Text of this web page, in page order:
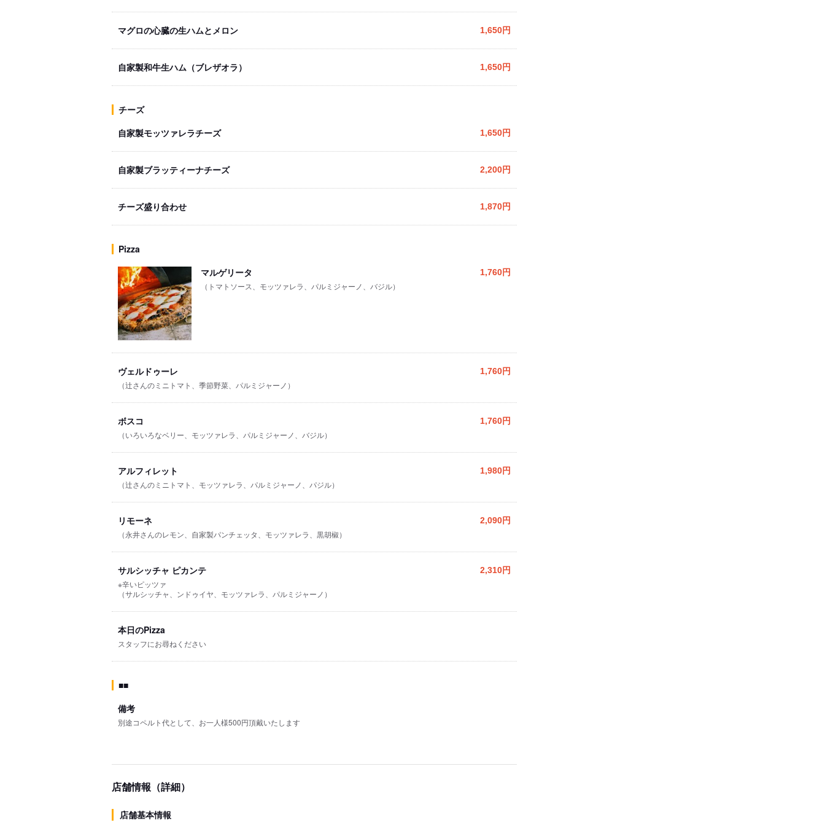
マグロの心臓の生ハムとメロン 1,650円
自家製和牛生ハム（ブレザオラ） 1,650円
チーズ
自家製モッツァレラチーズ
1,650円
自家製ブラッティーナチーズ 2,200円
チーズ盛り合わせ 1,870円
Pizza
マルゲリータ
1,760円
（トマトソース、モッツァレラ、パルミジャーノ、バジル）
ヴェルドゥーレ 1,760円
（辻さんのミニトマト、季節野菜、パルミジャーノ）
ボスコ 1,760円
（いろいろなベリー、モッツァレラ、パルミジャーノ、バジル）
アルフィレット 1,980円
（辻さんのミニトマト、モッツァレラ、パルミジャーノ、パジル）
リモーネ 2,090円
（永井さんのレモン、自家製パンチェッタ、モッツァレラ、黒胡椒）
サルシッチャ ピカンテ 2,310円
※辛いピッツァ
（サルシッチャ、ンドゥイヤ、モッツァレラ、パルミジャーノ）
本日のPizza
スタッフにお尋ねください
■■
備考
別途コペルト代として、お一人様500円頂戴いたします
店舗情報（詳細）
店舗基本情報